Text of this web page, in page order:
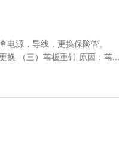
电源，导线，更换保险管。
换 （三）苇板重针 原因：苇草